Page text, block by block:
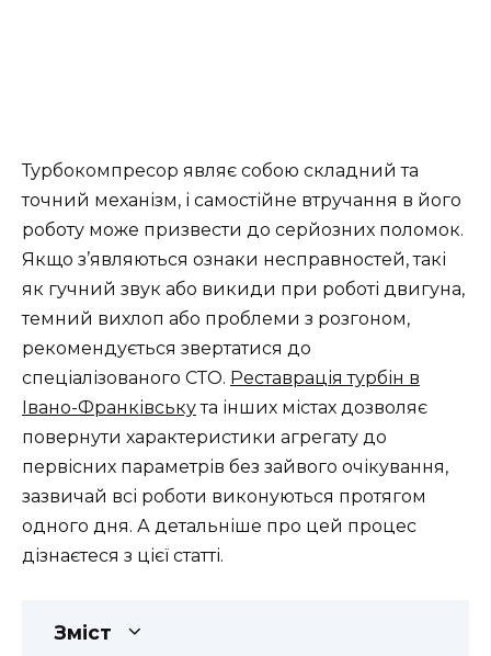
Турбокомпресор являє собою складний та
точний механізм, і самостійне втручання в його
роботу може призвести до серйозних поломок.
Якщо з’являються ознаки несправностей, такі
як гучний звук або викиди при роботі двигуна,
темний вихлоп або проблеми з розгоном,
рекомендується звертатися до
спеціалізованого СТО. Реставрація турбін в
Івано-Франківськута інших містах дозволяє
повернути характеристики агрегату до
первісних параметрів без зайвого очікування,
зазвичай всі роботи виконуються протягом
одного дня. А детальніше про цей процес
дізнаєтеся з цієї статті.
Зміст